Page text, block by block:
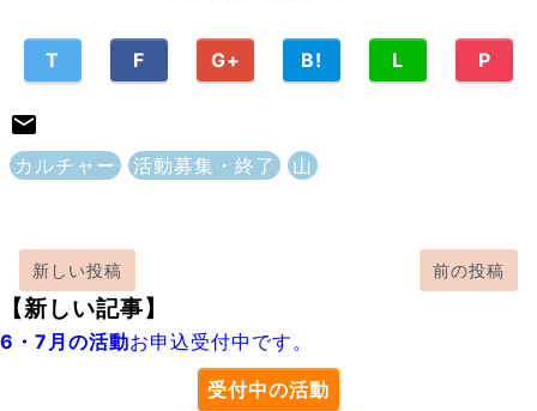
T F G+ B! L P
カルチャー 活動募集・終了 山
新しい投稿 前の投稿
【新しい記事】
6・7月の活動お申込受付中です。
受付中の活動